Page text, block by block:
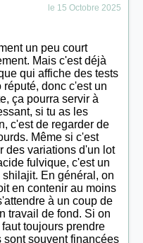
le 15 Octobre 2025
un peu court
Mais c'est déjà
qui affiche des tests
donc c'est un
ça pourra servir à
si tu as les
c'est de regarder de
Même si c'est
des variations d'un lot
fulvique, c'est un
En général, on
en contenir au moins
à un coup de
travail de fond. Si on
toujours prendre
souvent financées